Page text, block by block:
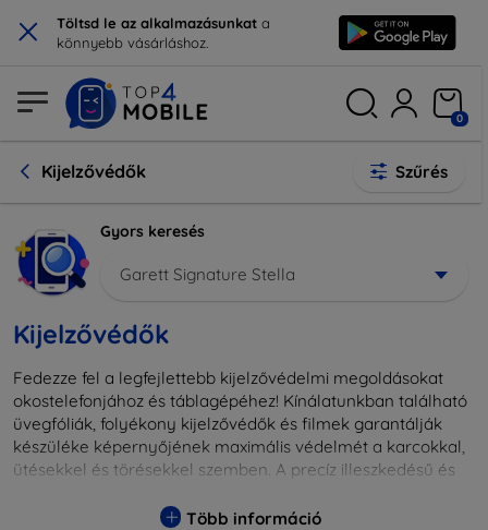
× Töltsd le az alkalmazásunkat a
könnyebb vásárláshoz.
0
Kijelzővédők Szűrés
Gyors keresés
Garett Signature Stella
Kijelzővédők
Fedezze fel a legfejlettebb kijelzővédelmi megoldásokat
okostelefonjához és táblagépéhez! Kínálatunkban található
üvegfóliák, folyékony kijelzővédők és filmek garantálják
készüléke képernyőjének maximális védelmét a karcokkal,
ütésekkel és törésekkel szemben. A precíz illeszkedésű és
hanem kristálytiszta képet is biztosítanak, megőrzi a
Több információ